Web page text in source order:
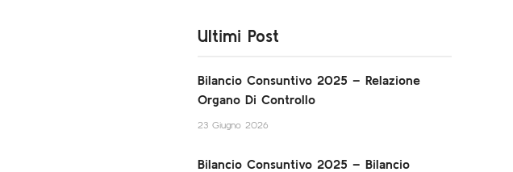
Ultimi Post
Bilancio Consuntivo 2025 – Relazione
Organo Di Controllo
23 Giugno 2026
Bilancio Consuntivo 2025 – Bilancio